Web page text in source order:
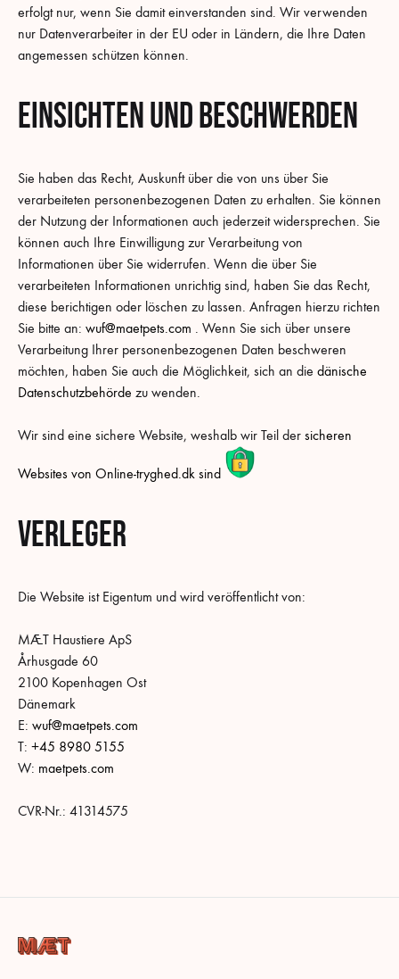
erfolgt nur, wenn Sie damit einverstanden sind. Wir verwenden
nur Datenverarbeiter in der EU oder in Ländern, die Ihre Daten
angemessen schützen können.
Einsichten und Beschwerden
Sie haben das Recht, Auskunft über die von uns über Sie
verarbeiteten personenbezogenen Daten zu erhalten. Sie können
der Nutzung der Informationen auch jederzeit widersprechen. Sie
können auch Ihre Einwilligung zur Verarbeitung von
Informationen über Sie widerrufen. Wenn die über Sie
verarbeiteten Informationen unrichtig sind, haben Sie das Recht,
diese berichtigen oder löschen zu lassen. Anfragen hierzu richten
Sie bitte an: wuf@maetpets.com . Wenn Sie sich über unsere
Verarbeitung Ihrer personenbezogenen Daten beschweren
möchten, haben Sie auch die Möglichkeit, sich an die dänische
Datenschutzbehörde zu wenden.
Wir sind eine sichere Website, weshalb wir Teil der sicheren
Websites von Online-tryghed.dk sind
Verleger
Die Website ist Eigentum und wird veröffentlicht von:
MÆT Haustiere ApS
Århusgade 60
2100 Kopenhagen Ost
Dänemark
E: wuf@maetpets.com
T: +45 8980 5155
W: maetpets.com
CVR-Nr.: 41314575